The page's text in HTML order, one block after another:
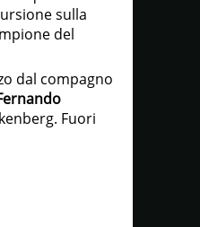
sulla
del
dal compagno
Fuori